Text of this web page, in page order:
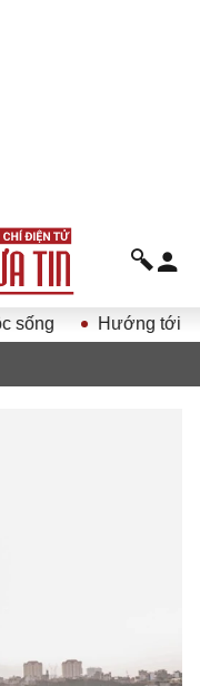
Hướng tới Đại hội đại